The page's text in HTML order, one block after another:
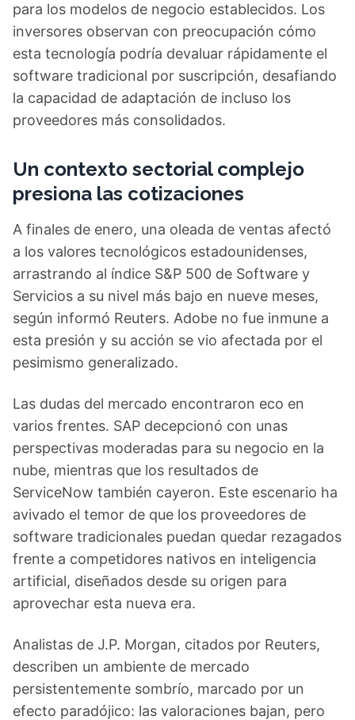
para los modelos de negocio establecidos. Los
inversores observan con preocupación cómo
esta tecnología podría devaluar rápidamente el
software tradicional por suscripción, desafiando
la capacidad de adaptación de incluso los
proveedores más consolidados.
Un contexto sectorial complejo
presiona las cotizaciones
A finales de enero, una oleada de ventas afectó
a los valores tecnológicos estadounidenses,
arrastrando al índice S&P 500 de Software y
Servicios a su nivel más bajo en nueve meses,
según informó Reuters. Adobe no fue inmune a
esta presión y su acción se vio afectada por el
pesimismo generalizado.
Las dudas del mercado encontraron eco en
varios frentes. SAP decepcionó con unas
perspectivas moderadas para su negocio en la
nube, mientras que los resultados de
ServiceNow también cayeron. Este escenario ha
avivado el temor de que los proveedores de
software tradicionales puedan quedar rezagados
frente a competidores nativos en inteligencia
artificial, diseñados desde su origen para
aprovechar esta nueva era.
Analistas de J.P. Morgan, citados por Reuters,
describen un ambiente de mercado
persistentemente sombrío, marcado por un
efecto paradójico: las valoraciones bajan, pero